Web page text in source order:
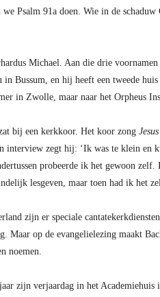
Psalm 91a doen. Wie in de
Michael. Aan die drie
Bussum, en hij heeft een tweede
in Zwolle, maar naar het Orpheus
bij een kerkkoor. Het koor zong
zegt hij: ‘Ik was te klein en
probeerde ik het gewoon
lesgeven, maar toen had ik het
zijn er speciale
Maar op de evangelielezing maakt
noemen.
zijn verjaardag in het Academiehuis